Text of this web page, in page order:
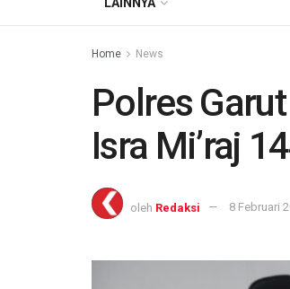
Home News
Polres
Isra Mi’raj
oleh Redaksi 8 Februari